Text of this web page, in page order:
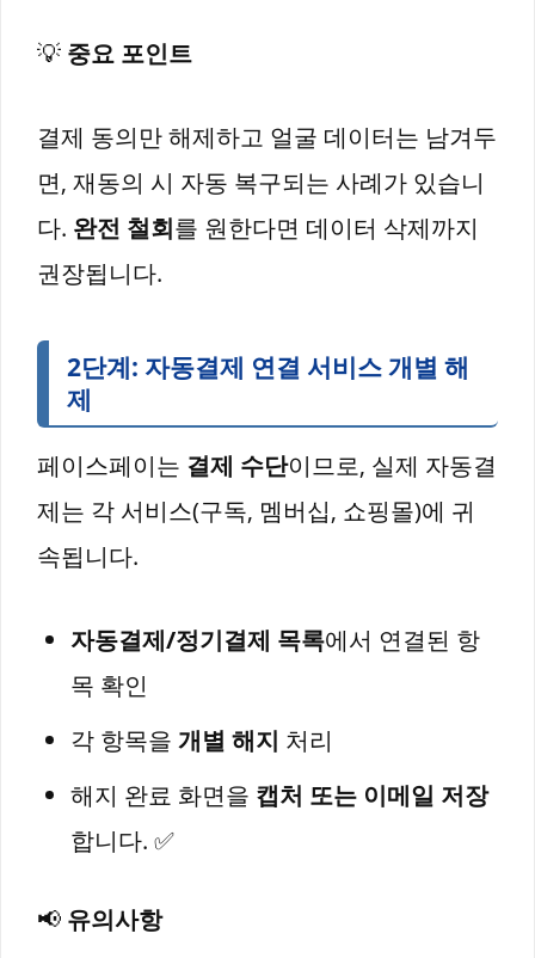
💡 중요 포인트
결제 동의만 해제하고 얼굴 데이터는 남겨두
면, 재동의 시 자동 복구되는 사례가 있습니
다. 완전 철회를 원한다면 데이터 삭제까지
권장됩니다.
2단계: 자동결제 연결 서비스 개별 해
제
페이스페이는 결제 수단이므로, 실제 자동결
제는 각 서비스(구독, 멤버십, 쇼핑몰)에 귀
속됩니다.
자동결제/정기결제 목록에서 연결된 항
목 확인
각 항목을 개별 해지 처리
해지 완료 화면을 캡처 또는 이메일 저장
합니다. ✅
📢 유의사항